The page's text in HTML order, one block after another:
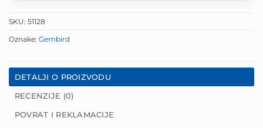
SKU: 51128
Oznake: Gembird
DETALJI O PROIZVODU
RECENZIJE (0)
POVRAT I REKLAMACIJE